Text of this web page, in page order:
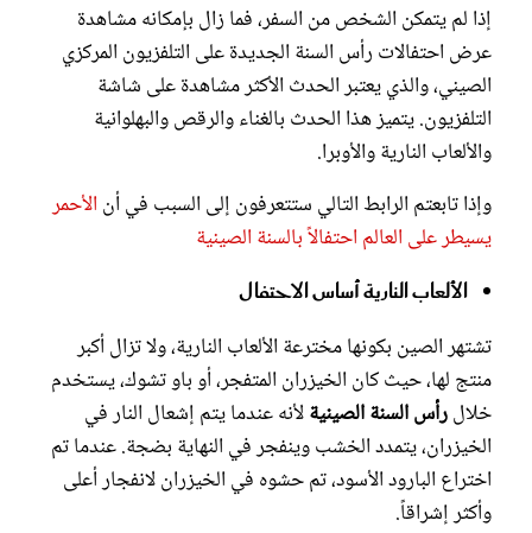
إذا لم يتمكن الشخص من السفر، فما زال بإمكانه مشاهدة
عرض احتفالات رأس السنة الجديدة على التلفزيون المركزي
الصيني، والذي يعتبر الحدث الأكثر مشاهدة على شاشة
التلفزيون. يتميز هذا الحدث بالغناء والرقص والبهلوانية
والألعاب النارية والأوبرا.
وإذا تابعتم الرابط التالي ستتعرفون إلى السبب في أن الأحمر
يسيطر على العالم احتفالاً بالسنة الصينية
الألعاب النارية أساس الاحتفال
تشتهر الصين بكونها مخترعة الألعاب النارية، ولا تزال أكبر
منتج لها، حيث كان الخيزران المتفجر، أو باو تشوك، يستخدم
خلالرأس السنة الصينيةلأنه عندما يتم إشعال النار في
الخيزران، يتمدد الخشب وينفجر في النهاية بضجة. عندما تم
اختراع البارود الأسود، تم حشوه في الخيزران لانفجار أعلى
وأكثر إشراقاً.